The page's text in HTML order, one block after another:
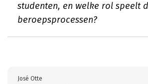
studenten, en welke rol speelt
beroepsprocessen?
José Otte